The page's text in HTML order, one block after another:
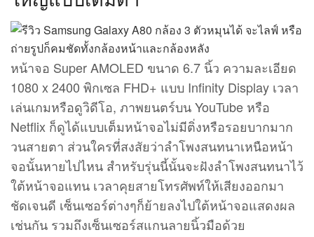
หน้าจอ Super AMOLED ขนาด 6.7 นิ้ว ความละเอียด
1080 x 2400 พิกเซล FHD+ แบบ Infinity Display เวลา
เล่นเกมหรือดูวิดีโอ, ภาพยนตร์บน YouTube หรือ
Netflix ก็ดูได้แบบเต็มหน้าจอไม่มีติ่งหรือรอยบากมาก
วนสายตา ส่วนใครที่สงสัยว่าลำโพงสนทนาเหนือหน้า
จอนั้นหายไปไหน สำหรับรุ่นนี้นั้นจะฝังลำโพงสนทนาไว้
ใต้หน้าจอแทน เวลาคุยสายโทรศัพท์ให้เสียงออกมา
ชัดเจนดี เซ็นเซอร์ต่างๆก็ย้ายลงไปใต้หน้าจอแสดงผล
เช่นกัน รวมถึงเซ็นเซอร์สแกนลายนิ้วมือด้วย